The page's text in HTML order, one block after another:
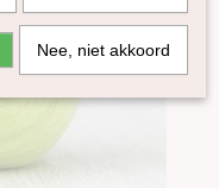
Nee, niet akkoord